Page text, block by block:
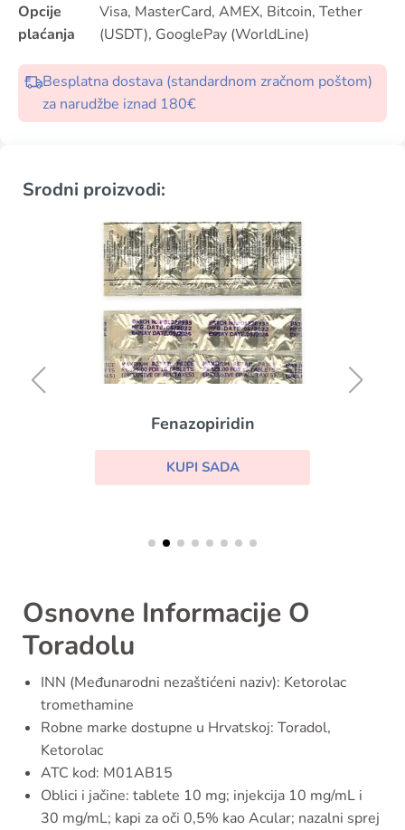
Opcije
plaćanja
Visa, MasterCard, AMEX, Bitcoin, Tether
(USDT), GooglePay (WorldLine)
Besplatna dostava (standardnom zračnom poštom)
za narudžbe iznad 180€
Srodni proizvodi:
Fenazopiridin
KUPI SADA
Osnovne Informacije O
Toradolu
INN (Međunarodni nezaštićeni naziv): Ketorolac
tromethamine
Robne marke dostupne u Hrvatskoj: Toradol,
Ketorolac
ATC kod: M01AB15
Oblici i jačine: tablete 10 mg; injekcija 10 mg/mL i
30 mg/mL; kapi za oči 0,5% kao Acular; nazalni sprej